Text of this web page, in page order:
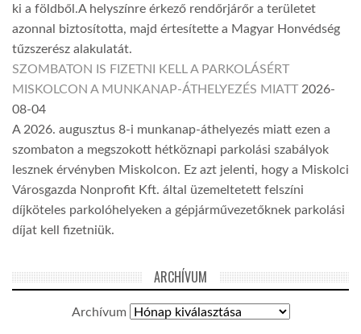
ki a földből.A helyszínre érkező rendőrjárőr a területet
azonnal biztosította, majd értesítette a Magyar Honvédség
tűzszerész alakulatát.
SZOMBATON IS FIZETNI KELL A PARKOLÁSÉRT
MISKOLCON A MUNKANAP-ÁTHELYEZÉS MIATT 2026-
08-04
A 2026. augusztus 8-i munkanap-áthelyezés miatt ezen a
szombaton a megszokott hétköznapi parkolási szabályok
lesznek érvényben Miskolcon. Ez azt jelenti, hogy a Miskolci
Városgazda Nonprofit Kft. által üzemeltetett felszíni
díjköteles parkolóhelyeken a gépjárművezetőknek parkolási
díjat kell fizetniük.
ARCHÍVUM
Archívum